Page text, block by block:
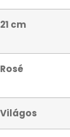
21 cm
Rosé
Világos